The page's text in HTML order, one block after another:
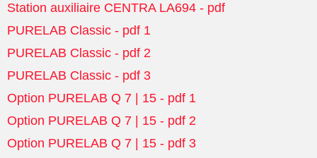
Station auxiliaire CENTRA LA694 - pdf
PURELAB Classic - pdf 1
PURELAB Classic - pdf 2
PURELAB Classic - pdf 3
Option PURELAB Q 7 | 15 - pdf 1
Option PURELAB Q 7 | 15 - pdf 2
Option PURELAB Q 7 | 15 - pdf 3